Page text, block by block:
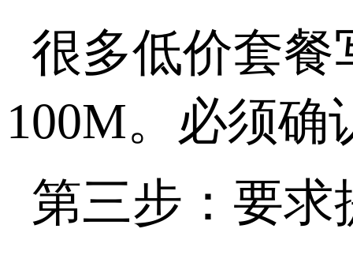
很多低价套餐
100M。必须确
第三步：要求